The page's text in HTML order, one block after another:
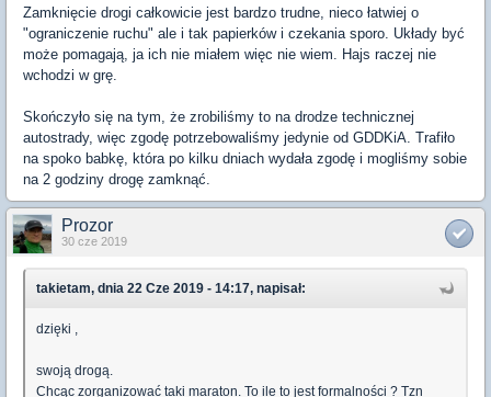
Zamknięcie drogi całkowicie jest bardzo trudne, nieco łatwiej o
"ograniczenie ruchu" ale i tak papierków i czekania sporo. Układy być
może pomagają, ja ich nie miałem więc nie wiem. Hajs raczej nie
wchodzi w grę.
Skończyło się na tym, że zrobiliśmy to na drodze technicznej
autostrady, więc zgodę potrzebowaliśmy jedynie od GDDKiA. Trafiło
na spoko babkę, która po kilku dniach wydała zgodę i mogliśmy sobie
na 2 godziny drogę zamknąć.
Prozor
30 cze 2019
takietam, dnia 22 Cze 2019 - 14:17, napisał:
dzięki ,
swoją drogą.
Chcąc zorganizować taki maraton. To ile to jest formalności ? Tzn